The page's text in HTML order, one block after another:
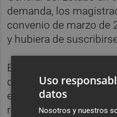
demanda, los
convenio de marzo de
y hubiera de
Ello es así porque la
que las
establecer los
repercutir los costes
Uso
datos
Nosotros y nuestros